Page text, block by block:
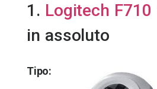
1. Logitech F710
in assoluto
Tipo: